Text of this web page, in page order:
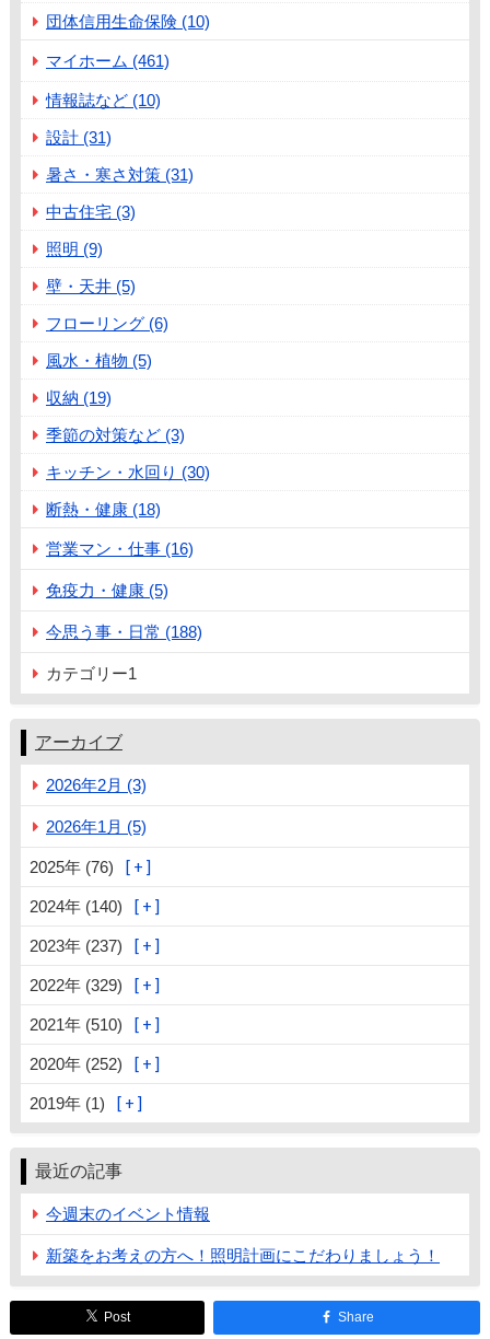
団体信用生命保険 (10)
マイホーム (461)
情報誌など (10)
設計 (31)
暑さ・寒さ対策 (31)
中古住宅 (3)
照明 (9)
壁・天井 (5)
フローリング (6)
風水・植物 (5)
収納 (19)
季節の対策など (3)
キッチン・水回り (30)
断熱・健康 (18)
営業マン・仕事 (16)
免疫力・健康 (5)
今思う事・日常 (188)
カテゴリー1
アーカイブ
2026年2月 (3)
2026年1月 (5)
2025年 (76)
2024年 (140)
2023年 (237)
2022年 (329)
2021年 (510)
2020年 (252)
2019年 (1)
最近の記事
今週末のイベント情報
新築をお考えの方へ！照明計画にこだわりましょう！
Post Share